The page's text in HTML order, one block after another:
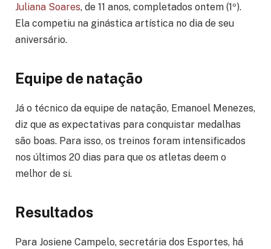
Juliana Soares, de 11 anos, completados ontem (1º).
Ela competiu na ginástica artística no dia de seu
aniversário.
Equipe de natação
Já o técnico da equipe de natação, Emanoel Menezes,
diz que as expectativas para conquistar medalhas
são boas. Para isso, os treinos foram intensificados
nos últimos 20 dias para que os atletas deem o
melhor de si.
Resultados
Para Josiene Campelo, secretária dos Esportes, há